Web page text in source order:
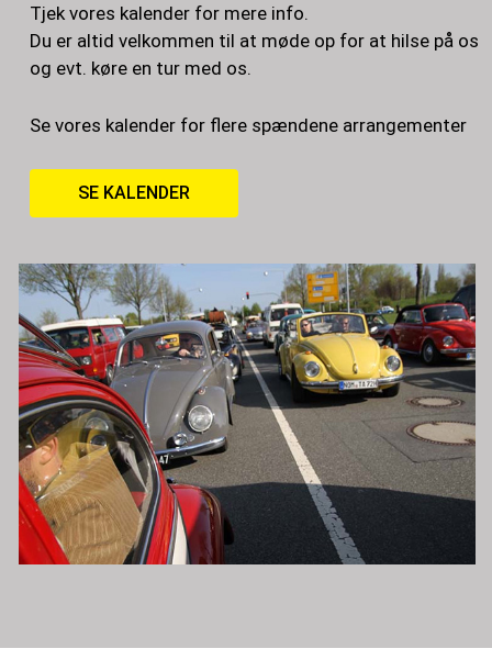
Tjek vores kalender for mere info.
Du er altid velkommen til at møde op for at hilse på os
og evt. køre en tur med os.
Se vores kalender for flere spændene arrangementer
SE KALENDER